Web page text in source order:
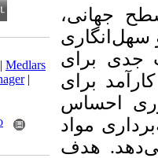
Download citation:
BibTeX| RIS|EndNote|
|ProCite Reference Manager|
Send citation to:
Mendeley
Zotero